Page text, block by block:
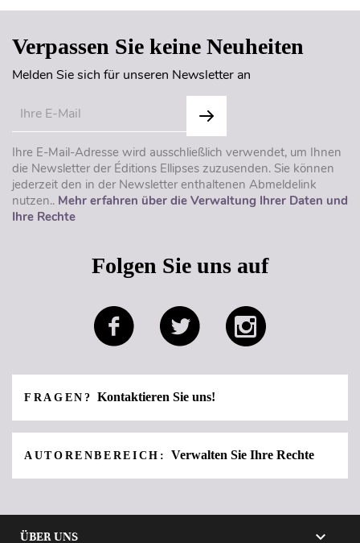
Verpassen Sie keine Neuheiten
Melden Sie sich für unseren Newsletter an
Ihre E-Mail-Adresse wird ausschließlich verwendet, um Ihnen
die Newsletter der Éditions Ellipses zuzusenden. Sie können
jederzeit den in der Newsletter enthaltenen Abmeldelink
nutzen.. Mehr erfahren über die Verwaltung Ihrer Daten und
Ihre Rechte
Folgen Sie uns auf
FRAGEN?Kontaktieren Sie uns!
AUTORENBEREICH: Verwalten Sie Ihre Rechte
ÜBER UNS 